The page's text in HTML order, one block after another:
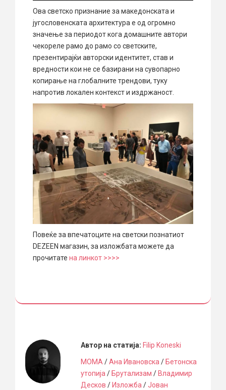
Ова светско признание за македонската и
југословенската архитектура е од огромно
значење за периодот кога домашните автори
чекореле рамо до рамо со светските,
презентирајќи авторски идентитет, став и
вредности кои не се базирани на сувопарно
копирање на глобалните трендови, туку
напротив локален контекст и издржаност.
Повеќе за впечатоците на светски познатиот
DEZEEN магазин, за изложбата можете да
прочитате на линкот >>>>
Автор на статија: Filip Koneski
MOMA /Ана Ивановска / Бетонска
утопија / Брутализам / Владимир
Десков / Изложба /Јован